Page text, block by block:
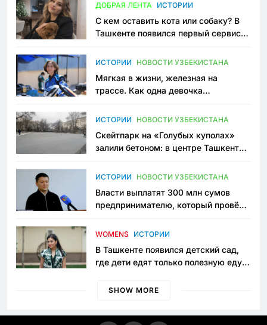
ДОБРАЯ ЛЕНТА ИСТОРИИ
С кем оставить кота или собаку? В
Ташкенте появился первый сервис
ИСТОРИИ НОВОСТИ УЗБЕКИСТАНА
Мягкая в жизни, железная на
трассе. Как одна девочка
Узбекистане
ИСТОРИИ НОВОСТИ УЗБЕКИСТАНА
Скейтпарк на «Голубых куполах»
залили бетоном: в центре Ташкента
пространство
ИСТОРИИ НОВОСТИ УЗБЕКИСТАНА
Власти выплатят 300 млн сумов
предпринимателю, который провёл
приговору
WOMENS ИСТОРИИ
В Ташкенте появился детский сад,
где дети едят только полезную еду.
просить «кашу без сахара»
SHOW MORE